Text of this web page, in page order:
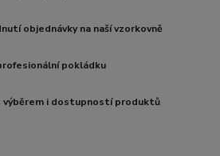
objednávky na naší vzorkovně
pokládku
výběrem i dostupností produktů